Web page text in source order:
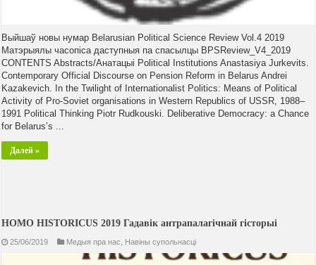
Выйшаў новы нумар Belarusian Political Science Review Vol.4 2019
Матэрыялы часопіса даступныя па спасылцы BPSReview_V4_2019
CONTENTS Abstracts/Анатацыі Political Institutions Anastasiya Jurkevits.
Contemporary Official Discourse on Pension Reform in Belarus Andrei
Kazakevich. In the Twilight of Internationalist Politics: Means of Political
Activity of Pro-Soviet organisations in Western Republics of USSR, 1988–
1991 Political Thinking Piotr Rudkouski. Deliberative Democracy: a Chance
for Belarus’s ...
Далей »
HOMO HISTORICUS 2019 Гадавiк антрапалагічнай гісторыі
25/06/2019 Медыя пра нас Навiны супольнасцi